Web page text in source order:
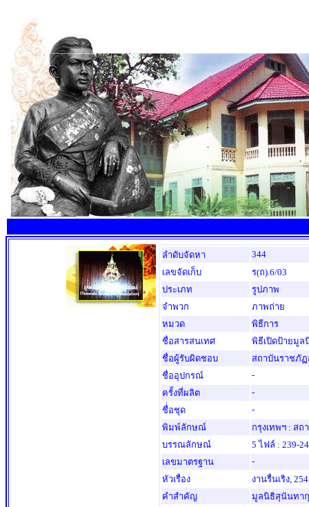
ลำดับจัดหา
344
เลขจัดเก็บ
ร(ถ).6/03
ประเภท
รูปภาพ
จำพวก
ภาพถ่าย
หมวด
พิธีการ
ชื่อสารสนเทศ
พิธีเปิดป้ายมู
ชื่อผู้รับผิดชอบ
สถาบันราชภั
ชื่ออุปกรณ์
-
ครั้งที่ผลิต
-
ชื่่อชุด
-
พิมพ์ลักษณ์
กรุงเทพฯ : ส
บรรณลักษณ์
5 ไฟล์ : 239-
เลขมาตรฐาน
-
หัวเรื่อง
งานรื่นเริง,
คำสำคัญ
มูลนิธิสุนันทา